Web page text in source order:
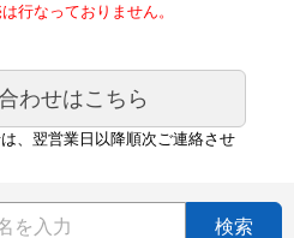
行なっておりません。
わせはこちら
、翌営業日以降順次ご連絡させ
検索